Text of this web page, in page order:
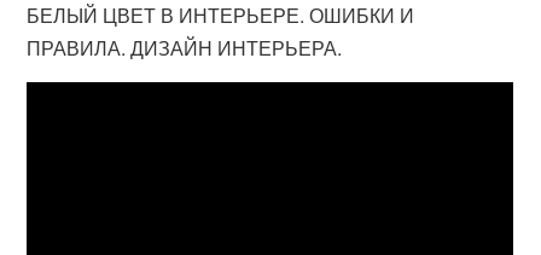
БЕЛЫЙ ЦВЕТ В ИНТЕРЬЕРЕ. ОШИБКИ И
ПРАВИЛА. ДИЗАЙН ИНТЕРЬЕРА.